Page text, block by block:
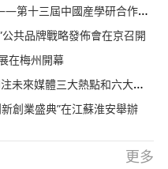
中國産學研合作創新大會北京舉行
共品牌戰略發佈會在京召開
在梅州開幕
來媒體三大熱點和六大趨勢
創業盛典”在江蘇淮安舉辦
更多